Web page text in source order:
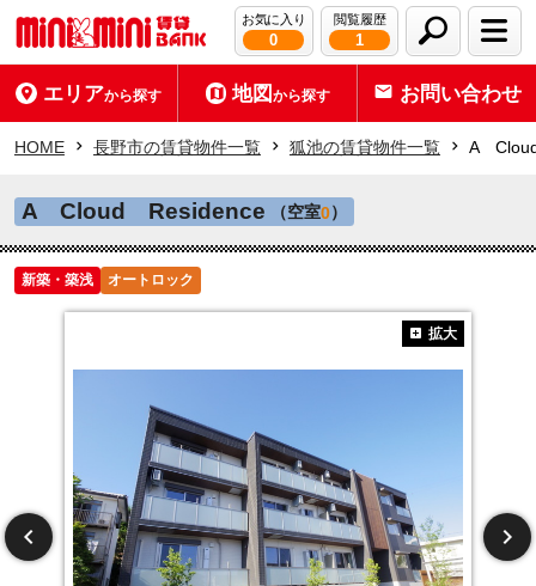
お気に入り
0
閲覧履歴
1
エリアから探す 地図から探す お問い合わせ
HOME 長野市の賃貸物件一覧 狐池の賃貸物件一覧 A
A Cloud Residence （空室0）
新築・築浅 オートロック
拡大